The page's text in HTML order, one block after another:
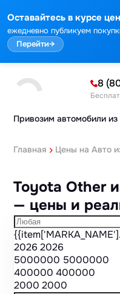
Оставайтесь в курсе цен
ежедневно публикуем
Перейти→
Привозим автомобили из
8
Главная Цены на Авто
Toyota Other
— цены и
20262026
5000000 5000000
400000400000
20002000